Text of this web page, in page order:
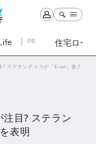
PR 住宅ロー
? ステランティスが「E-car」参入を表
目? ステラン
表明